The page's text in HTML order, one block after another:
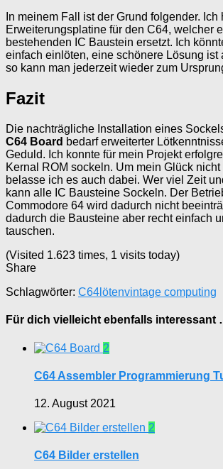
In meinem Fall ist der Grund folgender. Ich
Erweiterungsplatine für den C64, welcher
bestehenden IC Baustein ersetzt. Ich
einfach einlöten, eine schönere Lösung ist
so kann man jederzeit wieder zum
Fazit
Die nachträgliche Installation eines
C64 Board bedarf erweiterter
Geduld. Ich konnte für mein Projekt
Kernal ROM sockeln. Um mein Glück
belasse ich es auch dabei. Wer viel Zeit
kann alle IC Bausteine Sockeln. Der
Commodore 64 wird dadurch nicht
dadurch die Bausteine aber recht einfach
tauschen.
(Visited 1.623 times, 1 visits today)
Share
Schlagwörter: C64 lötenvintage computing
Für dich vielleicht ebenfalls interessant
2
C64 Assembler Programmierung
12. August 2021
2
C64 Bilder erstellen